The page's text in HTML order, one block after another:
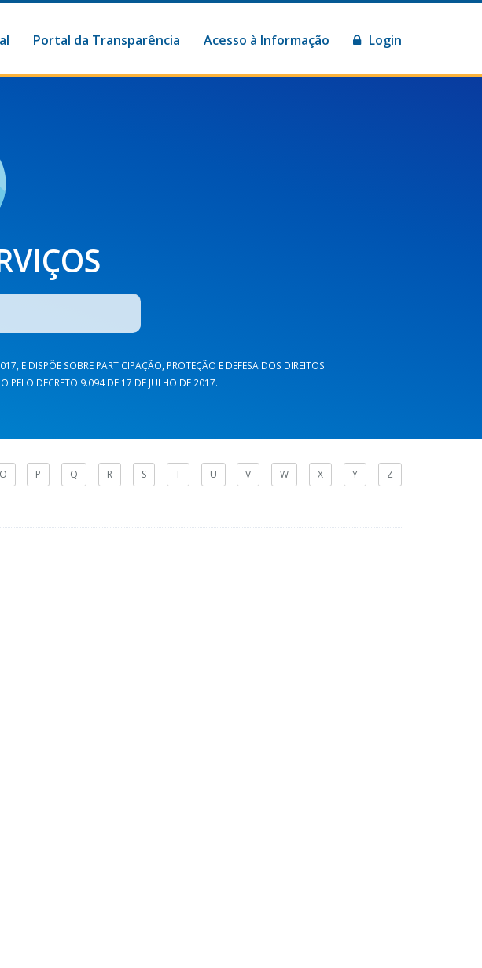
Portal da Transparência Acesso à Informação Login
E DISPÕE SOBRE PARTICIPAÇÃO, PROTEÇÃO E DEFESA DOS DIREITOS
PELO DECRETO 9.094 DE 17 DE JULHO DE 2017.
O P Q R S T U V W X Y Z